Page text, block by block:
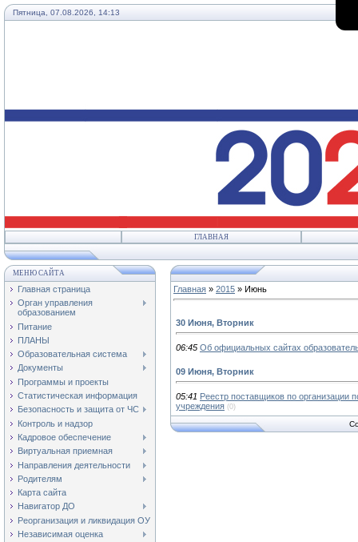
Пятница, 07.08.2026, 14:13
ГЛАВНАЯ
МЕНЮ САЙТА
Главная страница
Орган управления
образованием
Питание
ПЛАНЫ
Образовательная система
Документы
Программы и проекты
Статистическая информация
Безопасность и защита от ЧС
Контроль и надзор
Кадровое обеспечение
Виртуальная приемная
Направления деятельности
Родителям
Карта сайта
Навигатор ДО
Реорганизация и ликвидация ОУ
Независимая оценка
Главная » 2015 » Июнь
30 Июня, Вторник
06:45 Об официальных сайтах
09 Июня, Вторник
05:41 Реестр поставщиков по организации
учреждения (0)